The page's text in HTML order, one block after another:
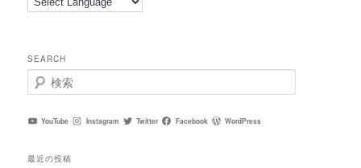
動
SEARCH
検
索
YouTube Instagram Twitter Facebook WordPress
最近の投稿